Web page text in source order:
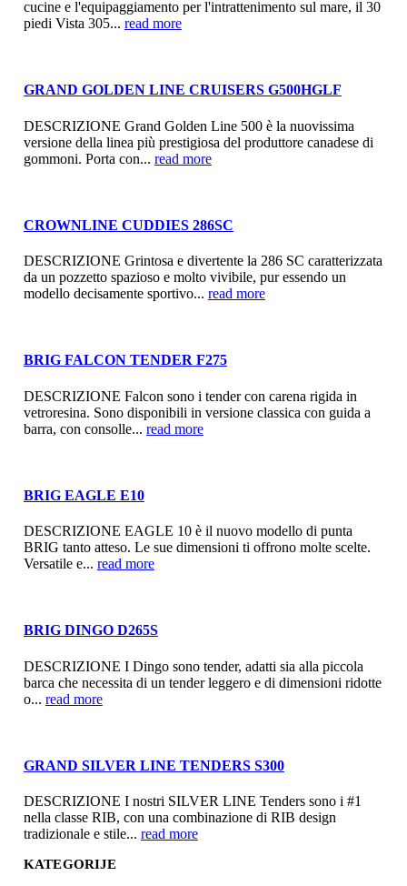
cucine e l'equipaggiamento per l'intrattenimento sul mare, il 30
piedi Vista 305... read more
GRAND GOLDEN LINE CRUISERS G500HGLF
DESCRIZIONE Grand Golden Line 500 è la nuovissima
versione della linea più prestigiosa del produttore canadese di
gommoni. Porta con... read more
CROWNLINE CUDDIES 286SC
DESCRIZIONE Grintosa e divertente la 286 SC caratterizzata
da un pozzetto spazioso e molto vivibile, pur essendo un
modello decisamente sportivo... read more
BRIG FALCON TENDER F275
DESCRIZIONE Falcon sono i tender con carena rigida in
vetroresina. Sono disponibili in versione classica con guida a
barra, con consolle... read more
BRIG EAGLE E10
DESCRIZIONE EAGLE 10 è il nuovo modello di punta
BRIG tanto atteso. Le sue dimensioni ti offrono molte scelte.
Versatile e... read more
BRIG DINGO D265S
DESCRIZIONE I Dingo sono tender, adatti sia alla piccola
barca che necessita di un tender leggero e di dimensioni ridotte
o... read more
GRAND SILVER LINE TENDERS S300
DESCRIZIONE I nostri SILVER LINE Tenders sono i #1
nella classe RIB, con una combinazione di RIB design
tradizionale e stile... read more
KATEGORIJE